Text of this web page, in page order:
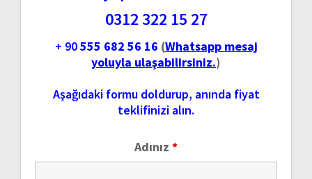
0312 322 15 27
+ 90555 682 56 16 (Whatsapp mesaj
yoluyla ulaşabilirsiniz.)
Aşağıdaki formu doldurup, anında fiyat
teklifinizi alın.
Adınız *